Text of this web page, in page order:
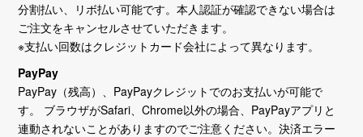
分割払い、リボ払い可能です。本人認証が確認できない場合は
ご注文をキャンセルさせていただきます。
※支払い回数はクレジットカード会社によって異なります。
PayPay
PayPay（残高）、PayPayクレジットでのお支払いが可能で
す。 ブラウザがSafari、Chrome以外の場合、PayPayアプリと
連動されないことがありますのでご注意ください。決済エラー